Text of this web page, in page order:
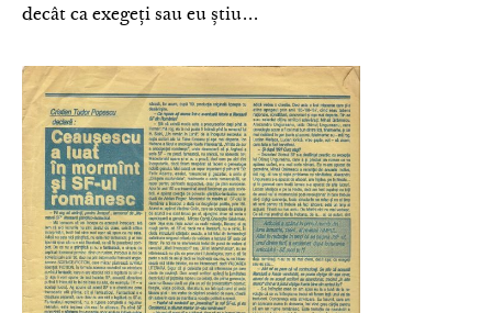
decât ca exegeți sau eu știu…